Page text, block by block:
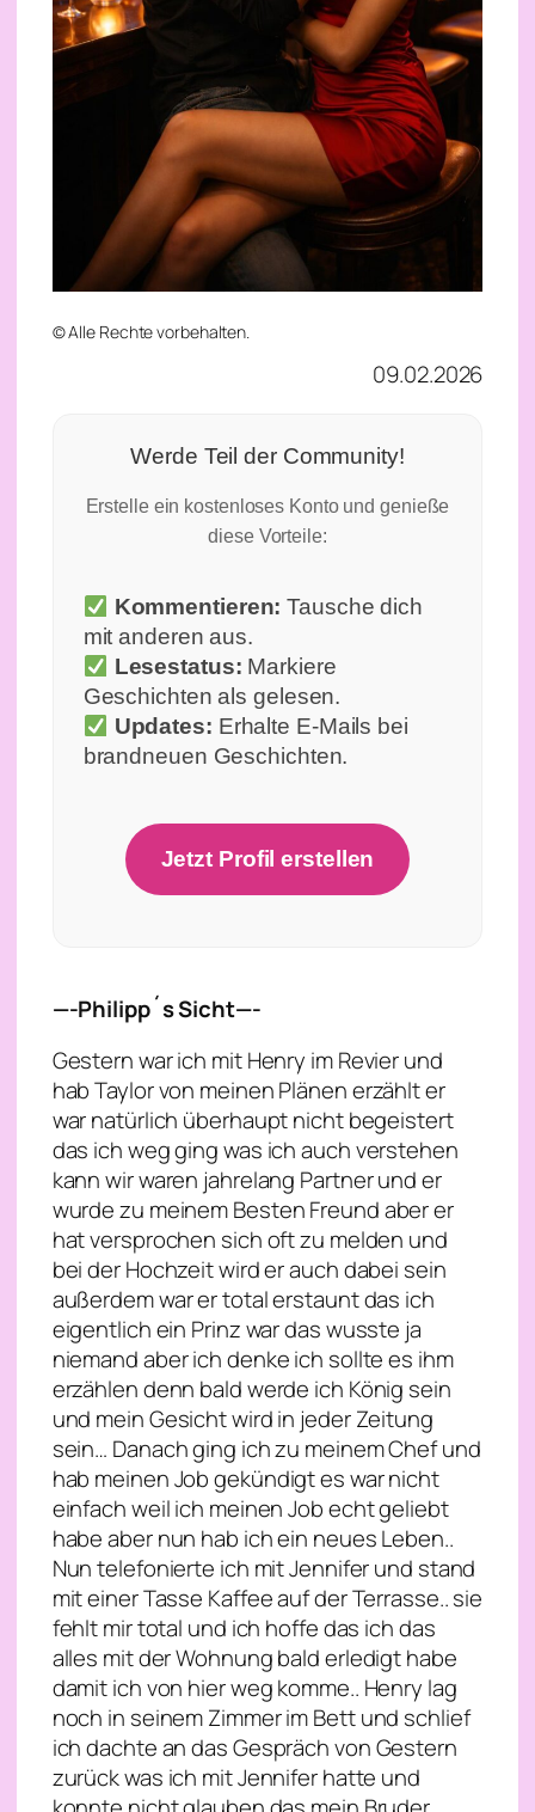
© Alle Rechte vorbehalten.
09.02.2026
Werde Teil der Community!
Erstelle ein kostenloses Konto und genieße
diese Vorteile:
Kommentieren: Tausche dich
mit anderen aus.
Lesestatus: Markiere
Geschichten als gelesen.
Updates: Erhalte E-Mails bei
brandneuen Geschichten.
Jetzt Profil erstellen
—-Philipp´s Sicht—-
Gestern war ich mit Henry im Revier und
hab Taylor von meinen Plänen erzählt er
war natürlich überhaupt nicht begeistert
das ich weg ging was ich auch verstehen
kann wir waren jahrelang Partner und er
wurde zu meinem Besten Freund aber er
hat versprochen sich oft zu melden und
bei der Hochzeit wird er auch dabei sein
außerdem war er total erstaunt das ich
eigentlich ein Prinz war das wusste ja
niemand aber ich denke ich sollte es ihm
erzählen denn bald werde ich König sein
und mein Gesicht wird in jeder Zeitung
sein… Danach ging ich zu meinem Chef und
hab meinen Job gekündigt es war nicht
einfach weil ich meinen Job echt geliebt
habe aber nun hab ich ein neues Leben..
Nun telefonierte ich mit Jennifer und stand
mit einer Tasse Kaffee auf der Terrasse.. sie
fehlt mir total und ich hoffe das ich das
alles mit der Wohnung bald erledigt habe
damit ich von hier weg komme.. Henry lag
noch in seinem Zimmer im Bett und schlief
ich dachte an das Gespräch von Gestern
zurück was ich mit Jennifer hatte und